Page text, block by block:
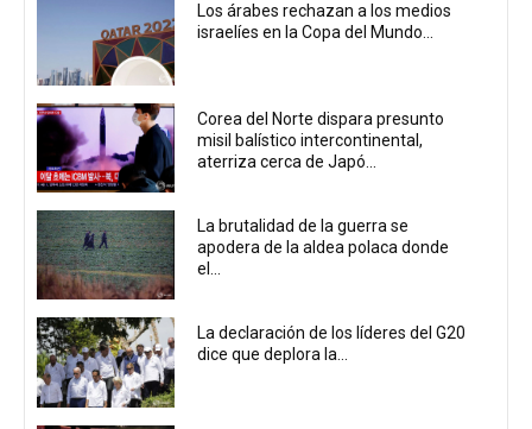
Los árabes rechazan a los medios
israelíes en la Copa del Mundo...
Corea del Norte dispara presunto
misil balístico intercontinental,
aterriza cerca de Japó...
La brutalidad de la guerra se
apodera de la aldea polaca donde
el...
La declaración de los líderes del G20
dice que deplora la...